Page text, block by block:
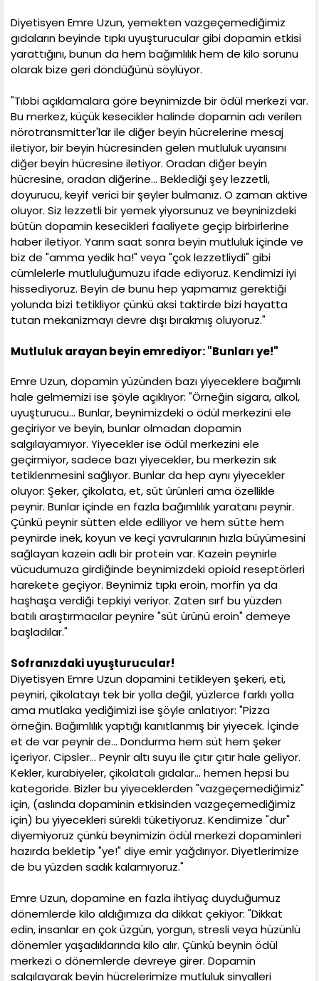
Diyetisyen Emre Uzun, yemekten vazgeçemediğimiz
gıdaların beyinde tıpkı uyuşturucular gibi dopamin etkisi
yarattığını, bunun da hem bağımlılık hem de kilo sorunu
olarak bize geri döndüğünü söylüyor.
"Tıbbi açıklamalara göre beynimizde bir ödül merkezi var.
Bu merkez, küçük kesecikler halinde dopamin adı verilen
nörotransmitter'lar ile diğer beyin hücrelerine mesaj
iletiyor, bir beyin hücresinden gelen mutluluk uyarısını
diğer beyin hücresine iletiyor. Oradan diğer beyin
hücresine, oradan diğerine... Beklediği şey lezzetli,
doyurucu, keyif verici bir şeyler bulmanız. O zaman aktive
oluyor. Siz lezzetli bir yemek yiyorsunuz ve beyninizdeki
bütün dopamin kesecikleri faaliyete geçip birbirlerine
haber iletiyor. Yarım saat sonra beyin mutluluk içinde ve
biz de "amma yedik ha!" veya "çok lezzetliydi" gibi
cümlelerle mutluluğumuzu ifade ediyoruz. Kendimizi iyi
hissediyoruz. Beyin de bunu hep yapmamız gerektiği
yolunda bizi tetikliyor çünkü aksi taktirde bizi hayatta
tutan mekanizmayı devre dışı bırakmış oluyoruz."
Mutluluk arayan beyin emrediyor: "Bunları ye!"
Emre Uzun, dopamin yüzünden bazı yiyeceklere bağımlı
hale gelmemizi ise şöyle açıklıyor: "Örneğin sigara, alkol,
uyuşturucu... Bunlar, beynimizdeki o ödül merkezini ele
geçiriyor ve beyin, bunlar olmadan dopamin
salgılayamıyor. Yiyecekler ise ödül merkezini ele
geçirmiyor, sadece bazı yiyecekler, bu merkezin sık
tetiklenmesini sağlıyor. Bunlar da hep aynı yiyecekler
oluyor: Şeker, çikolata, et, süt ürünleri ama özellikle
peynir. Bunlar içinde en fazla bağımlılık yaratanı peynir.
Çünkü peynir sütten elde ediliyor ve hem sütte hem
peynirde inek, koyun ve keçi yavrularının hızla büyümesini
sağlayan kazein adlı bir protein var. Kazein peynirle
vücudumuza girdiğinde beynimizdeki opioid reseptörleri
harekete geçiyor. Beynimiz tıpkı eroin, morfin ya da
haşhaşa verdiği tepkiyi veriyor. Zaten sırf bu yüzden
batılı araştırmacılar peynire "süt ürünü eroin" demeye
başladılar."
Sofranızdaki uyuşturucular!
Diyetisyen Emre Uzun dopamini tetikleyen şekeri, eti,
peyniri, çikolatayı tek bir yolla değil, yüzlerce farklı yolla
ama mutlaka yediğimizi ise şöyle anlatıyor: "Pizza
örneğin. Bağımlılık yaptığı kanıtlanmış bir yiyecek. İçinde
et de var peynir de... Dondurma hem süt hem şeker
içeriyor. Cipsler... Peynir altı suyu ile çıtır çıtır hale geliyor.
Kekler, kurabiyeler, çikolatalı gıdalar... hemen hepsi bu
kategoride. Bizler bu yiyeceklerden "vazgeçemediğimiz"
için, (aslında dopaminin etkisinden vazgeçemediğimiz
için) bu yiyecekleri sürekli tüketiyoruz. Kendimize "dur"
diyemiyoruz çünkü beynimizin ödül merkezi dopaminleri
hazırda bekletip "ye!" diye emir yağdırıyor. Diyetlerimize
de bu yüzden sadık kalamıyoruz."
Emre Uzun, dopamine en fazla ihtiyaç duyduğumuz
dönemlerde kilo aldığımıza da dikkat çekiyor: "Dikkat
edin, insanlar en çok üzgün, yorgun, stresli veya hüzünlü
dönemler yaşadıklarında kilo alır. Çünkü beynin ödül
merkezi o dönemlerde devreye girer. Dopamin
salgılayarak beyin hücrelerimize mutluluk sinyalleri